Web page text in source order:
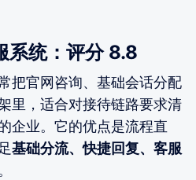
系统：评分 8.8
把官网咨询、基础会话分配
里，适合对接待链路要求清
企业。它的优点是流程直
基础分流、快捷回复、客服